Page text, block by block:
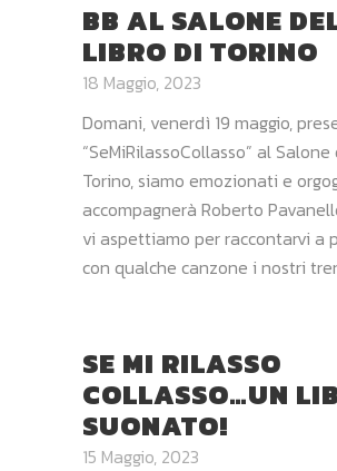
BB AL SALONE
LIBRO DI TORINO
18 Maggio, 2023
Domani, venerdì 19 maggio,
“SeMiRilassoCollasso” al
Torino, siamo emozionati e
accompagnerà Roberto
vi aspettiamo per raccontarvi a
con qualche canzone i nostri
SE MI RILASSO
COLLASSO…UN
SUONATO!
15 Maggio, 2023